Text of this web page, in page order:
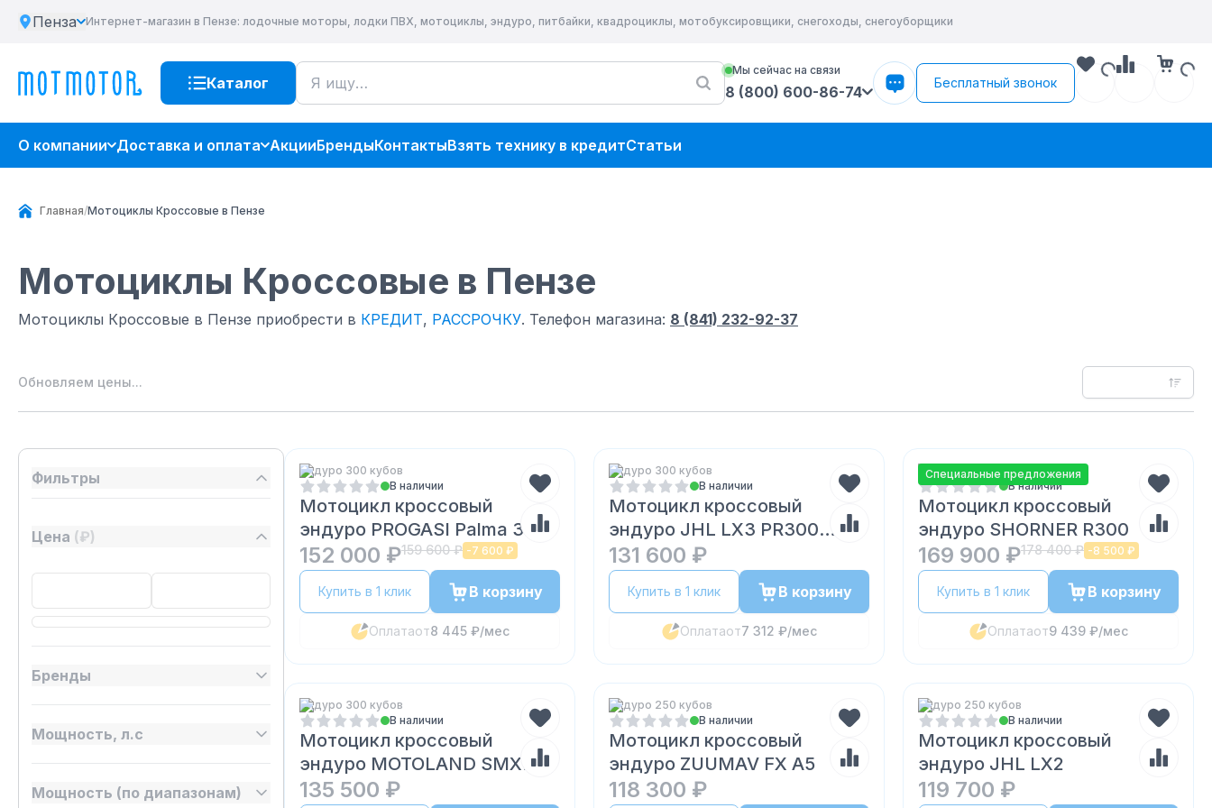
Пенза Интернет-магазин в Пензе: лодочные моторы, лодки ПВХ, мотоциклы, эндуро, питбайки, квадроциклы, мотобуксировщики, снегоходы, снегоуборщики
Каталог
Мы сейчас на связи
8 (800) 600-86-74
Бесплатный звонок
О компании Доставка и оплата АкцииБрендыКонтактыВзять технику в кредитСтатьи
Главная/Мотоциклы Кроссовые в Пензе
Мотоциклы Кроссовые в Пензе
Мотоциклы Кроссовые в Пензе приобрести в КРЕДИТ, РАССРОЧКУ. Телефон магазина: 8 (841) 232-92-37
Обновляем цены...
Фильтры
Цена (₽)
Бренды
Мощность, л.с
Мощность (по диапазонам)
Эндуро 300 кубов
В наличии
Мотоцикл кроссовый
эндуро PROGASI Palma 300
152 000 ₽159 600 ₽ -7 600 ₽
Купить в 1 клик В корзину
Оплатаот8 445 ₽/мес
Эндуро 300 кубов
В наличии
Мотоцикл кроссовый
эндуро JHL LX3 PR300
(175FMN)
131 600 ₽
Купить в 1 клик В корзину
Оплатаот7 312 ₽/мес
Специальные предложения
Эндуро 300 кубов
В наличии
Мотоцикл кроссовый
эндуро SHORNER R300
169 900 ₽178 400 ₽ -8 500 ₽
Купить в 1 клик В корзину
Оплатаот9 439 ₽/мес
Эндуро 300 кубов
В наличии
Мотоцикл кроссовый
эндуро MOTOLAND SMX
300
135 500 ₽
Эндуро 250 кубов
В наличии
Мотоцикл кроссовый
эндуро ZUUMAV FX А5
118 300 ₽
Эндуро 250 кубов
В наличии
Мотоцикл кроссовый
эндуро JHL LX2
119 700 ₽